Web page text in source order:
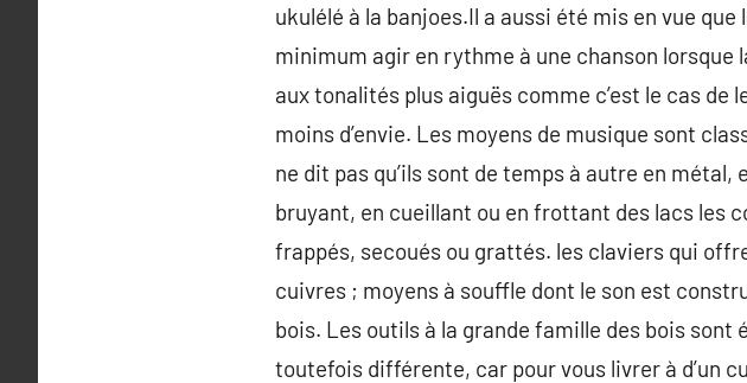
ukulélé à la banjoes.Il a aussi été mis en vue
minimum agir en rythme à une chanson
aux tonalités plus aiguës comme c’est le cas
moins d’envie. Les moyens de musique sont
ne dit pas qu’ils sont de temps à autre en
bruyant, en cueillant ou en frottant des lacs les
frappés, secoués ou grattés. les claviers qui
cuivres ; moyens à souffle dont le son est
bois. Les outils à la grande famille des bois
toutefois différente, car pour vous livrer à d’un